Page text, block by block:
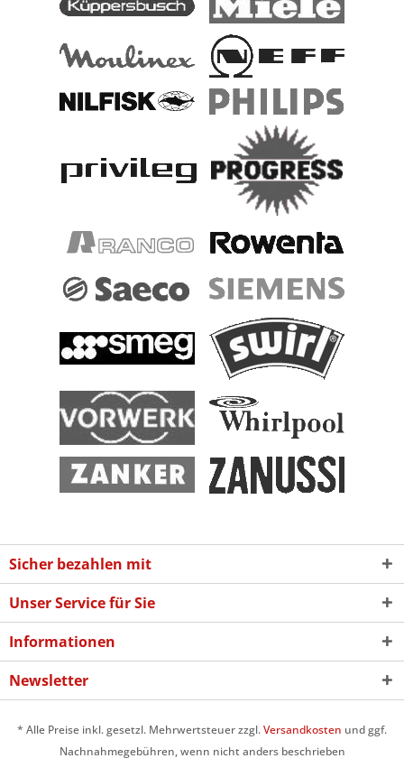
Sicher bezahlen mit
Unser Service für Sie
Informationen
Newsletter
* Alle Preise inkl. gesetzl. Mehrwertsteuer zzgl.Versandkosten und ggf.
Nachnahmegebühren, wenn nicht anders beschrieben